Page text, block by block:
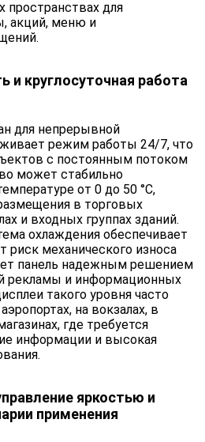
пространствах для
акций, меню и
и круглосуточная работа
для непрерывной
режим работы 24/7, что
с постоянным потоком
может стабильно
от 0 до 50 °C,
в торговых
и входных группах зданий.
охлаждения обеспечивает
риск механического износа
панель надежным решением
рекламы и информационных
такого уровня часто
на вокзалах, в
где требуется
информации и высокая
яркостью и
применения